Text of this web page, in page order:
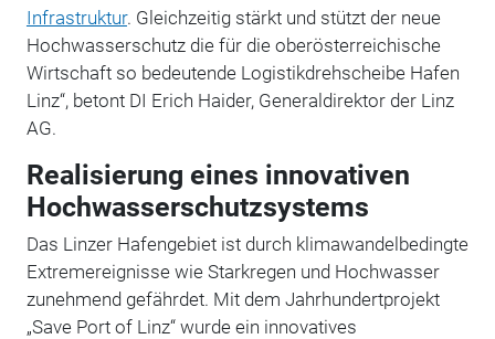
Infrastruktur. Gleichzeitig stärkt und stützt der neue
Hochwasserschutz die für die oberösterreichische
Wirtschaft so bedeutende Logistikdrehscheibe Hafen
Linz“, betont DI Erich Haider, Generaldirektor der Linz
AG.
Realisierung eines innovativen
Hochwasserschutzsystems
Das Linzer Hafengebiet ist durch klimawandelbedingte
Extremereignisse wie Starkregen und Hochwasser
zunehmend gefährdet. Mit dem Jahrhundertprojekt
„Save Port of Linz“ wurde ein innovatives